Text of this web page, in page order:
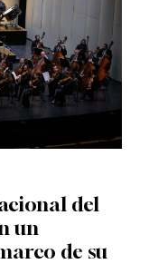
del
un
de su